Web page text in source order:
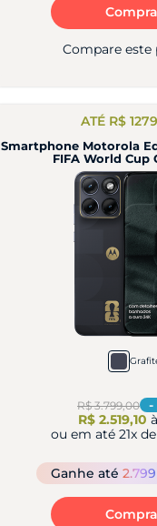
Compare
ATÉ R$
Smartphone Motorola
FIFA World Cup
R$ 3.799,00 -
R$ 2.519,10
ou em até21x de
Ganheaté 2.799